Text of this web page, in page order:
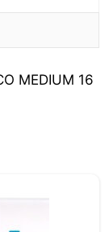
MEDIUM 16